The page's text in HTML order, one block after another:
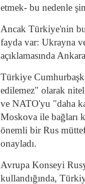
etmek- bu nedenle
Ancak Türkiye'nin
fayda var: Ukrayna
açıklamasında
Türkiye
edilemez" olarak
ve NATO'yu "daha
Moskova ile bağları
önemli bir Rus
onayladı.
Avrupa Konseyi
kullandığında,